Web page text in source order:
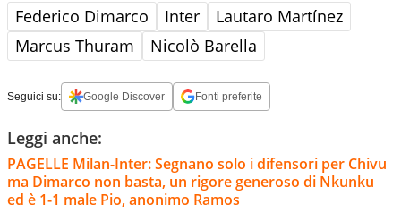
Federico Dimarco Inter
Lautaro Martínez
Marcus Thuram
Nicolò Barella
Seguici su: Google Discover Fonti preferite
Leggi anche:
PAGELLE Milan-Inter: Segnano solo i difensori per Chivu
ma Dimarco non basta, un rigore generoso di Nkunku
ed è 1-1 male Pio, anonimo Ramos